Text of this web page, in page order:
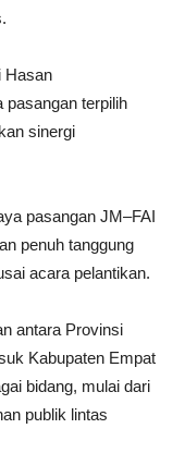
Hasan
pasangan terpilih
sinergi
pasangan JM–FAI
penuh tanggung
acara pelantikan.
antara Provinsi
Kabupaten Empat
bidang, mulai dari
publik lintas